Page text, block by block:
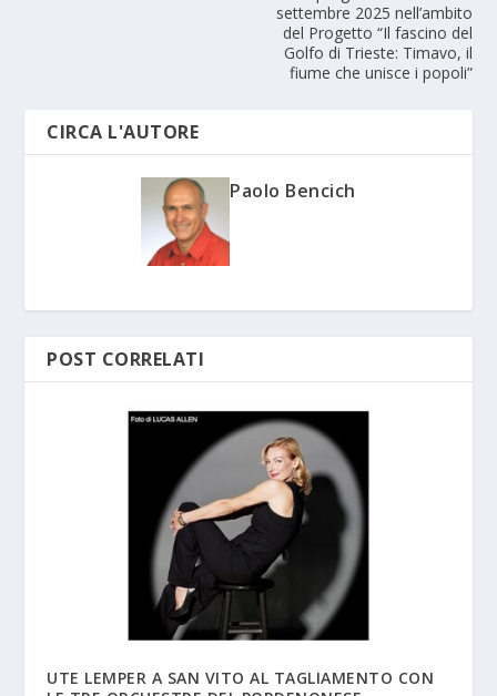
settembre 2025 nell’ambito
del Progetto “Il fascino del
Golfo di Trieste: Timavo, il
fiume che unisce i popoli”
CIRCA L'AUTORE
Paolo Bencich
POST CORRELATI
UTE LEMPER A SAN VITO AL TAGLIAMENTO CON